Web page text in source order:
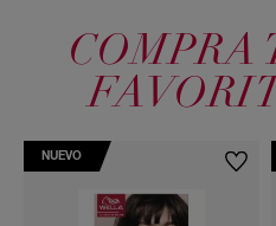
​COMPRA
NUEVO